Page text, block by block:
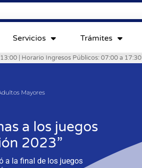
Servicios Trámites
| Horario Ingresos Públicos: 07:00 a 17:30
Mayores
a los juegos
2023”
a la final de los juegos